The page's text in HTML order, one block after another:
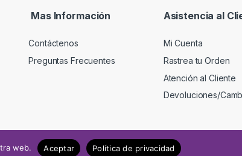
Mas Información
Contáctenos
Preguntas Frecuentes
Asistencia al
Mi Cuenta
Rastrea tu Orden
Atención al Cliente
Devoluciones/
web. Aceptar Política de privacidad